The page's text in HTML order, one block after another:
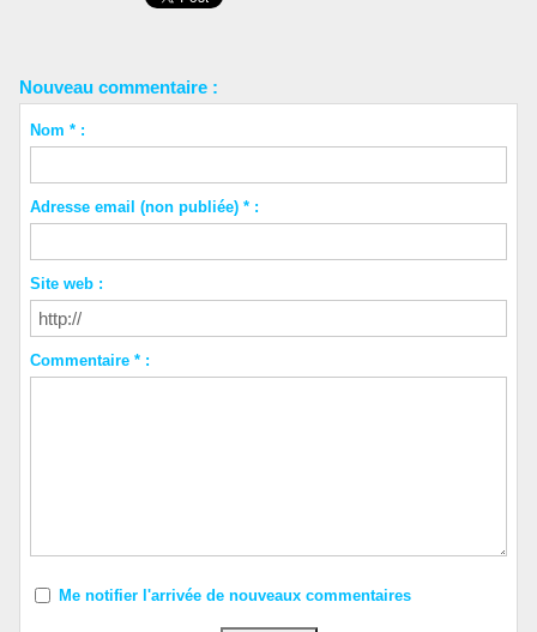
Nouveau commentaire :
Nom * :
Adresse email (non publiée) * :
Site web :
Commentaire * :
Me notifier l'arrivée de nouveaux commentaires